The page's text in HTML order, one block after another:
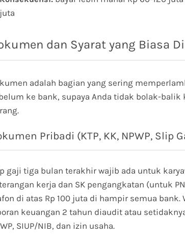
juta
dan Syarat yang Biasa
adalah bagian yang sering
ke bank, supaya Anda tidak bolak-balik
Pribadi (KTP, KK, NPWP, Slip
gaji tiga bulan terakhir wajib ada untuk
kerja dan SK pengangkatan (untuk
di atas Rp 100 juta di hampir semua
keuangan 2 tahun diaudit atau
SIUP/NIB, dan izin usaha.